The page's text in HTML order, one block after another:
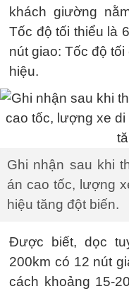
khách giường
Tốc độ tối thiểu là
nút giao: Tốc độ
hiệu.
Ghi nhận sau khi
án cao tốc, lượng
hiệu tăng đột biến.
Được biết, dọc
200km có 12 nút
cách khoảng 15-